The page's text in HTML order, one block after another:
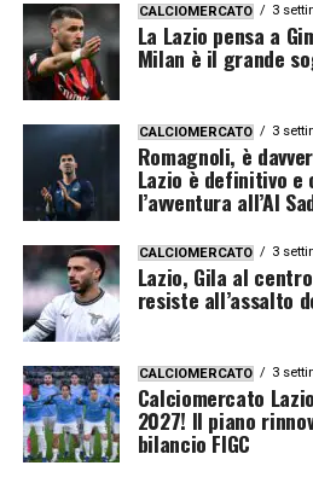
CALCIOMERCATO 3
La Lazio pensa a
Milan è il grande
CALCIOMERCATO 3
Romagnoli, è
Lazio è definitivo e
l’avventura all’Al
CALCIOMERCATO 3
Lazio, Gila al
resiste all’assalto
CALCIOMERCATO 3
Calciomercato
2027! Il piano
bilancio FIGC